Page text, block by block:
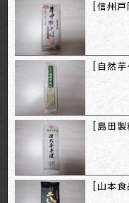
[信州
[自然
[島田
[山本